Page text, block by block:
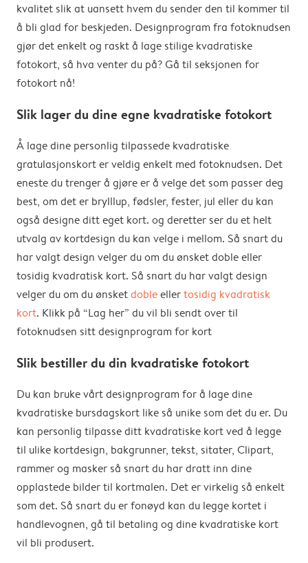
kvalitet slik at uansett hvem du sender den til kommer til
å bli glad for beskjeden. Designprogram fra fotoknudsen
gjør det enkelt og raskt å lage stilige kvadratiske
fotokort, så hva venter du på? Gå til seksjonen for
fotokort nå!
Slik lager du dine egne kvadratiske fotokort
Å lage dine personlig tilpassede kvadratiske
gratulasjonskort er veldig enkelt med fotoknudsen. Det
eneste du trenger å gjøre er å velge det som passer deg
best, om det er brylllup, fødsler, fester, jul eller du kan
også designe ditt eget kort. og deretter ser du et helt
utvalg av kortdesign du kan velge i mellom. Så snart du
har valgt design velger du om du ønsket doble eller
tosidig kvadratisk kort. Så snart du har valgt design
velger du om du ønsketdobleellertosidig kvadratisk
kort. Klikk på “Lag her” du vil bli sendt over til
fotoknudsen sitt designprogram for kort
Slik bestiller du din kvadratiske fotokort
Du kan bruke vårt designprogram for å lage dine
kvadratiske bursdagskort like så unike som det du er. Du
kan personlig tilpasse ditt kvadratiske kort ved å legge
til ulike kortdesign, bakgrunner, tekst, sitater, Clipart,
rammer og masker så snart du har dratt inn dine
opplastede bilder til kortmalen. Det er virkelig så enkelt
som det. Så snart du er fonøyd kan du legge kortet i
handlevognen, gå til betaling og dine kvadratiske kort
vil bli produsert.